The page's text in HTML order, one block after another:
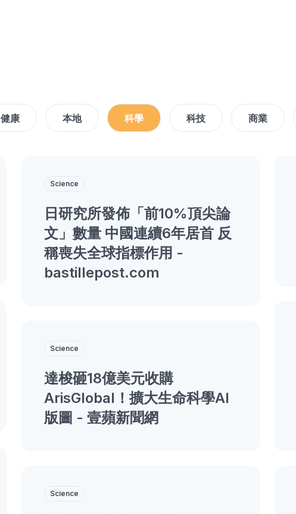
健康 本地 科學 科技 商業
Science
日研究所發佈「前10%頂尖論
文」數量 中國連續6年居首 反
稱喪失全球指標作用 -
bastillepost.com
Science
達梭砸18億美元收購
ArisGlobal！擴大生命科學AI
版圖 - 壹蘋新聞網
Science